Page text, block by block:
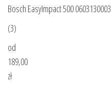
Bosch EasyImpact 500 0603130003
(3)
od
189,00
zł